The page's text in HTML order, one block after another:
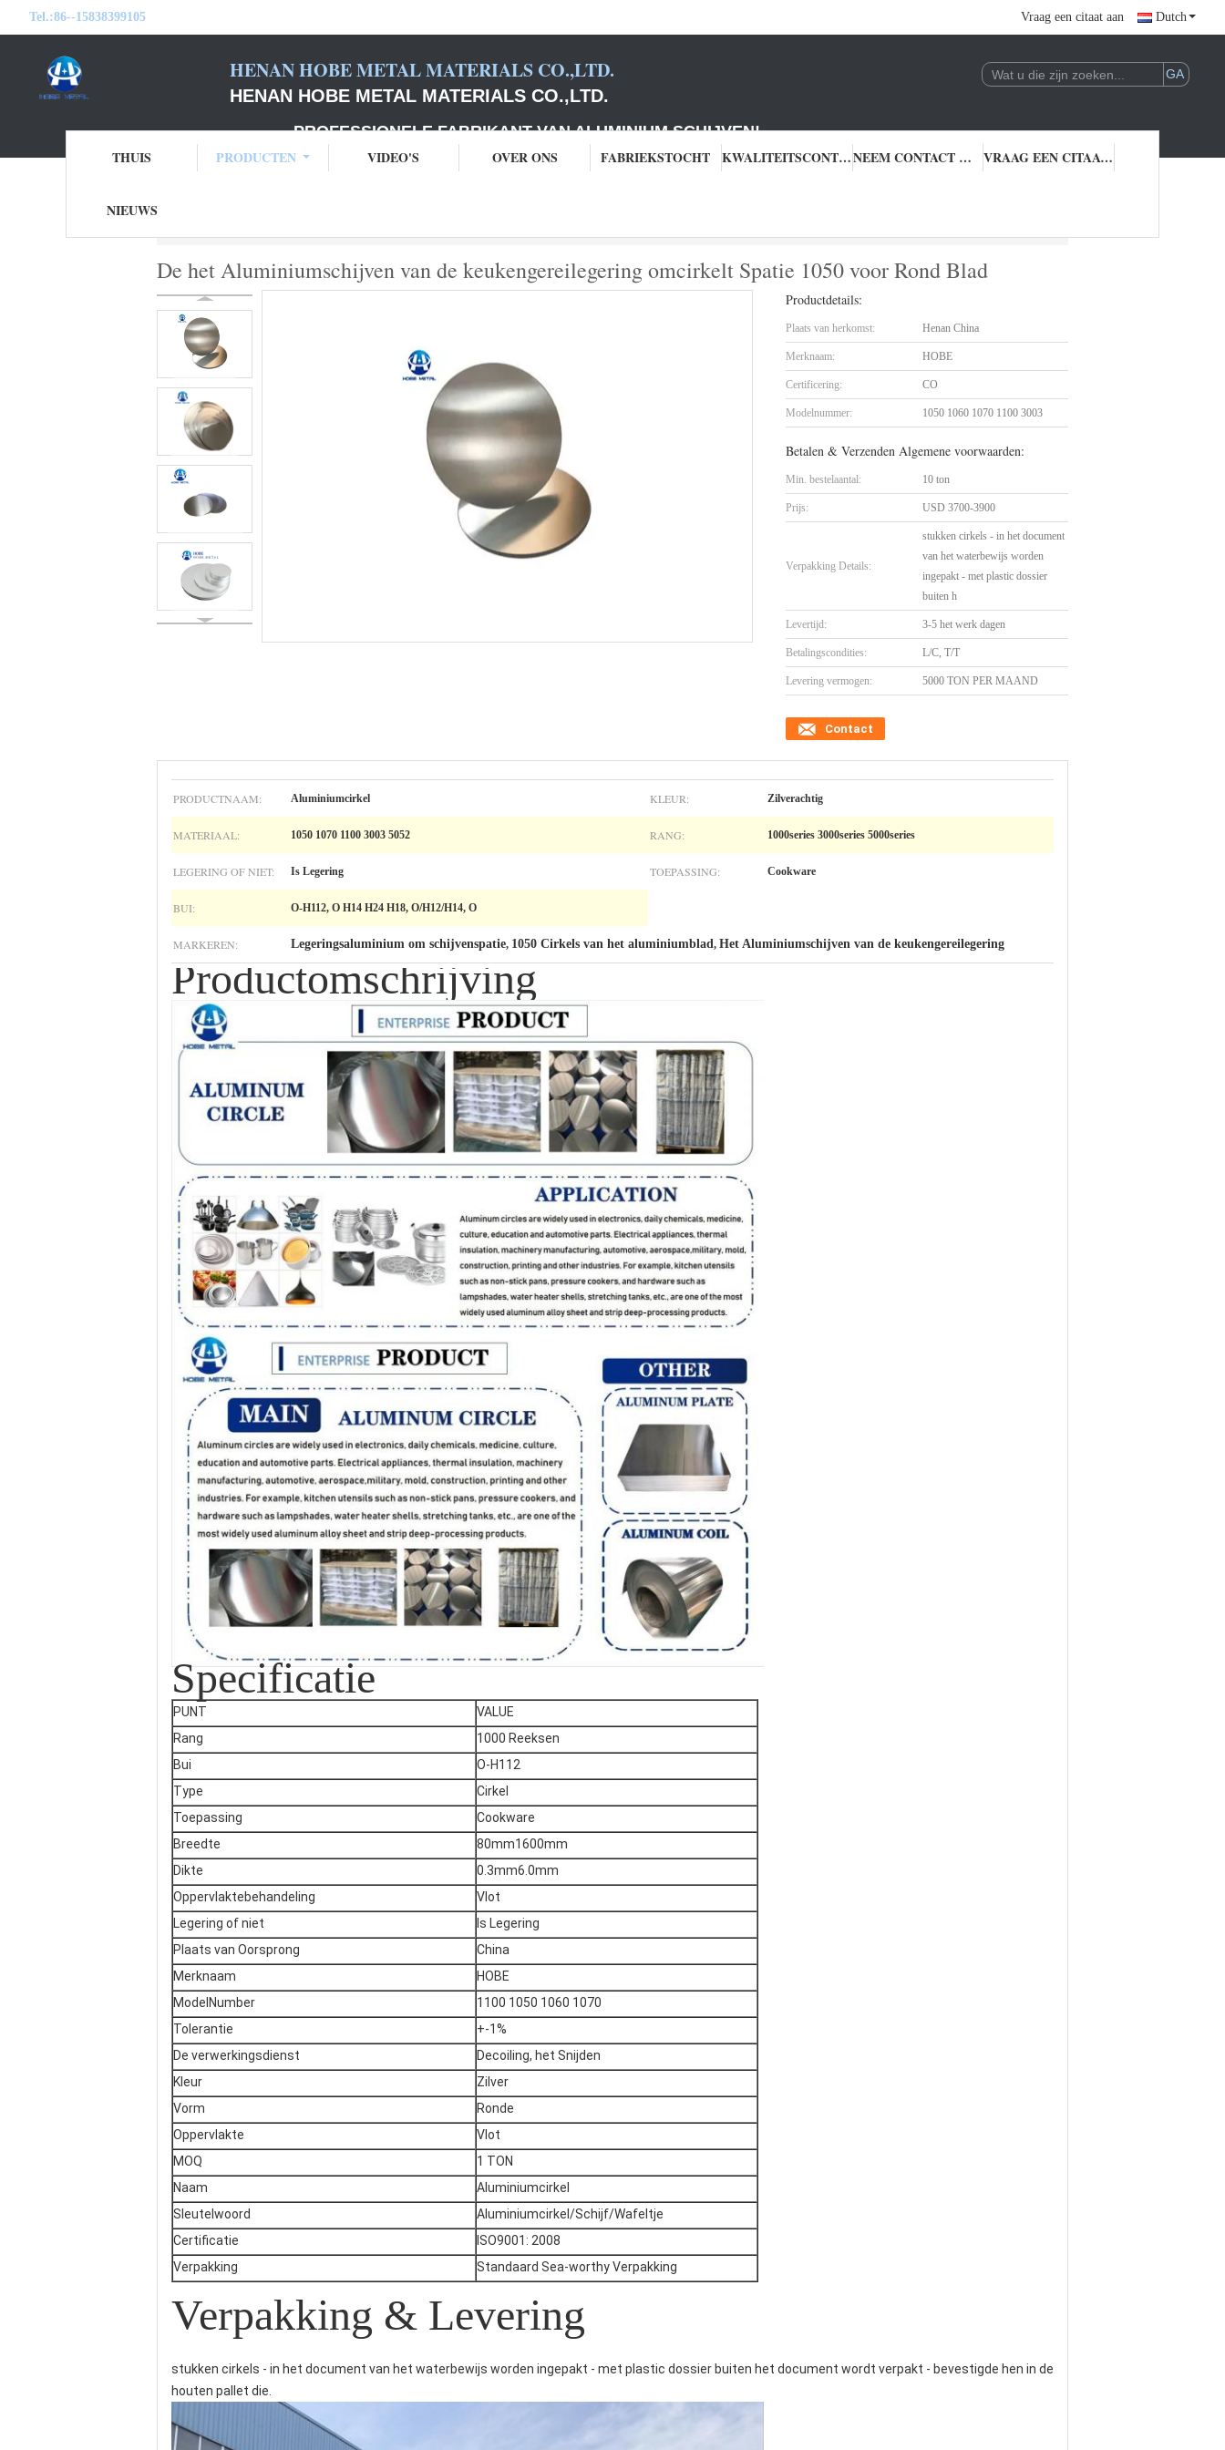
Tel.:86--15838399105 Vraag een citaat aan Dutch
HENAN HOBE METAL MATERIALS CO.,LTD.
HENAN HOBE METAL MATERIALS CO.,LTD.
PROFESSIONELE FABRIKANT VAN ALUMINIUM SCHIJVEN!
THUIS PRODUCTEN VIDEO'S OVER ONS FABRIEKSTOCHT KWALITEITSCONTROLE NEEM CONTACT MET ONS OP VRAAG EEN CITAAT AAN
NIEUWS
De het Aluminiumschijven van de keukengereilegering omcirkelt Spatie 1050 voor Rond Blad
Productdetails:
Plaats van herkomst: Henan China
Merknaam: HOBE
Certificering: CO
Modelnummer: 1050 1060 1070 1100 3003
Betalen & Verzenden Algemene voorwaarden:
Min. bestelaantal: 10 ton
Prijs: USD 3700-3900
Verpakking Details:
stukken cirkels - in het document
van het waterbewijs worden
ingepakt - met plastic dossier
buiten h
Levertijd: 3-5 het werk dagen
Betalingscondities: L/C, T/T
Levering vermogen: 5000 TON PER MAAND
Contact
PRODUCTNAAM: Aluminiumcirkel KLEUR: Zilverachtig
MATERIAAL: 1050 1070 1100 3003 5052 RANG: 1000series 3000series 5000series
LEGERING OF NIET: Is Legering TOEPASSING: Cookware
BUI: O-H112, O H14 H24 H18, O/H12/H14, O
MARKEREN: Legeringsaluminium om schijvenspatie, 1050 Cirkels van het aluminiumblad, Het Aluminiumschijven van de keukengereilegering
Productomschrijving
Specificatie
PUNT
VALUE
Rang
1000 Reeksen
Bui
O-H112
Type
Cirkel
Toepassing
Cookware
Breedte
80mm1600mm
Dikte
0.3mm6.0mm
Oppervlaktebehandeling
Vlot
Legering of niet
Is Legering
Plaats van Oorsprong
China
Merknaam
HOBE
ModelNumber
1100 1050 1060 1070
Tolerantie
+-1%
De verwerkingsdienst
Decoiling, het Snijden
Kleur
Zilver
Vorm
Ronde
Oppervlakte
Vlot
MOQ
1 TON
Naam
Aluminiumcirkel
Sleutelwoord
Aluminiumcirkel/Schijf/Wafeltje
Certificatie
ISO9001: 2008
Verpakking
Standaard Sea-worthy Verpakking
Verpakking & Levering
stukken cirkels - in het document van het waterbewijs worden ingepakt - met plastic dossier buiten het document wordt verpakt - bevestigde hen in de
houten pallet die.